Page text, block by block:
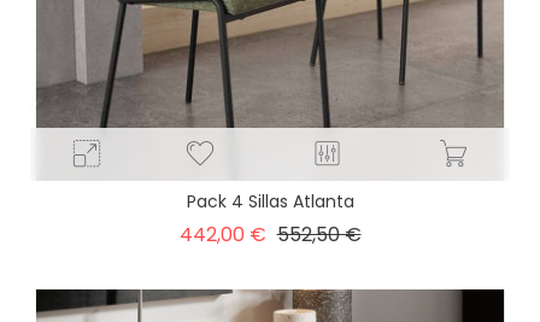
Pack 4 Sillas Atlanta
442,00 € Precio
552,50 €Precio